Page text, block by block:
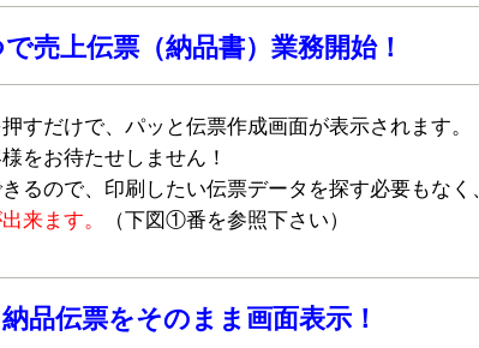
売上伝票（納品書）業務開始！
すだけで、パッと伝票作成画面が表示されます。
をお待たせしません！
るので、印刷したい伝票データを探す必要もなく、
来ます。
（下図①番を参照下さい）
品伝票をそのまま画面表示！